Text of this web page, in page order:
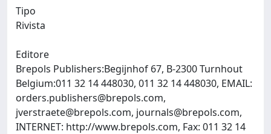
Tipo
Rivista
Editore
Brepols Publishers:Begijnhof 67, B-2300 Turnhout
Belgium:011 32 14 448030, 011 32 14 448030, EMAIL:
orders.publishers@brepols.com,
jverstraete@brepols.com, journals@brepols.com,
INTERNET: http://www.brepols.com, Fax: 011 32 14